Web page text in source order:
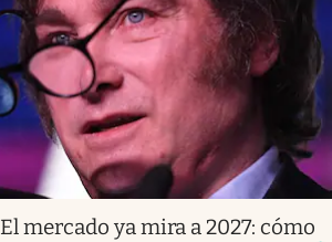
El mercado ya mira a 2027: cómo